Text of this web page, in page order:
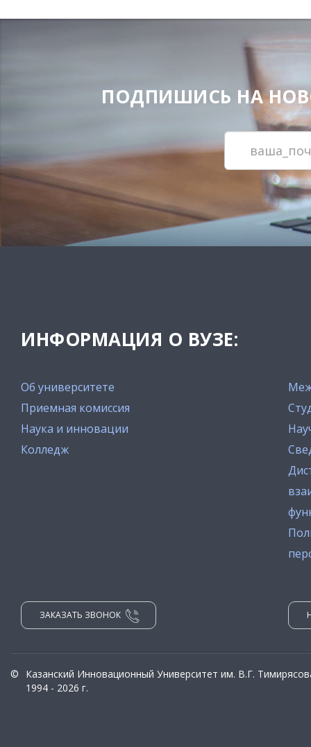
ПОДПИШИСЬ НА
ИНФОРМАЦИЯ О ВУЗЕ:
Об университете
Приемная комиссия
Наука и инновации
Колледж
ЗАКАЗАТЬ ЗВОНОК
©
Казанский Инновационный Университет им. В.Г.
1994 - 2026 г.